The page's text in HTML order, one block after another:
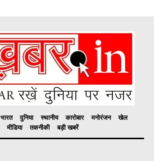
भारत दुनिया स्थानीय कारोबार मनोरंजन
खेल
मीडिया
तकनीकी बड़ी खबरें